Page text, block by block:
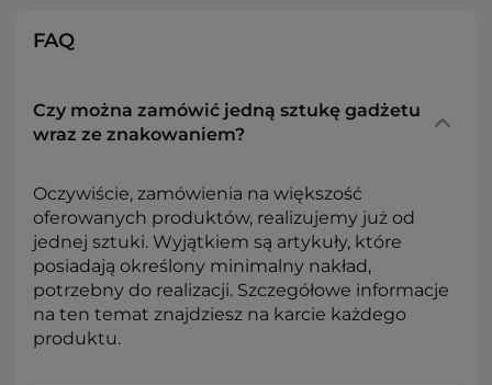
FAQ
Czy można zamówić jedną sztukę gadżetu
wraz ze znakowaniem?
Oczywiście, zamówienia na większość
oferowanych produktów, realizujemy już od
jednej sztuki. Wyjątkiem są artykuły, które
posiadają określony minimalny nakład,
potrzebny do realizacji. Szczegółowe informacje
na ten temat znajdziesz na karcie każdego
produktu.